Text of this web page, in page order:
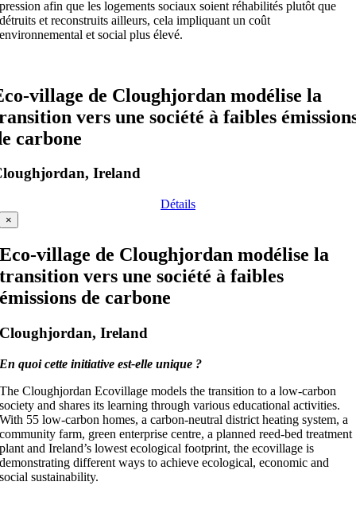
pression afin que les logements sociaux soient réhabilités plutôt que
détruits et reconstruits ailleurs, cela impliquant un coût
environnemental et social plus élevé.
village de Cloughjordan modélise la
vers une société à faibles
carbone
Ireland
Détails
×
Eco-village de Cloughjordan modélise la
transition vers une société à faibles
émissions de carbone
Cloughjordan, Ireland
En quoi cette initiative est-elle unique ?
The Cloughjordan Ecovillage models the transition to a low-carbon
society and shares its learning through various educational activities.
With 55 low-carbon homes, a carbon-neutral district heating system, a
community farm, green enterprise centre, a planned reed-bed treatment
plant and Ireland’s lowest ecological footprint, the ecovillage is
demonstrating different ways to achieve ecological, economic and
social sustainability.